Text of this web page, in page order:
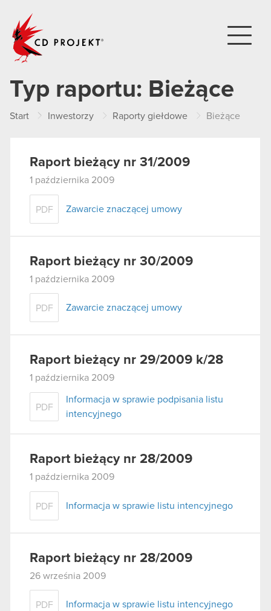
Typ raportu: Bieżące
Start Inwestorzy Raporty giełdowe Bieżące
Raport bieżący nr 31/2009
1 października 2009
PDF Zawarcie znaczącej umowy
Raport bieżący nr 30/2009
1 października 2009
PDF Zawarcie znaczącej umowy
Raport bieżący nr 29/2009 k/28
1 października 2009
PDF
Informacja w sprawie podpisania listu
intencyjnego
Raport bieżący nr 28/2009
1 października 2009
PDF Informacja w sprawie listu intencyjnego
Raport bieżący nr 28/2009
26 września 2009
PDF Informacja w sprawie listu intencyjnego